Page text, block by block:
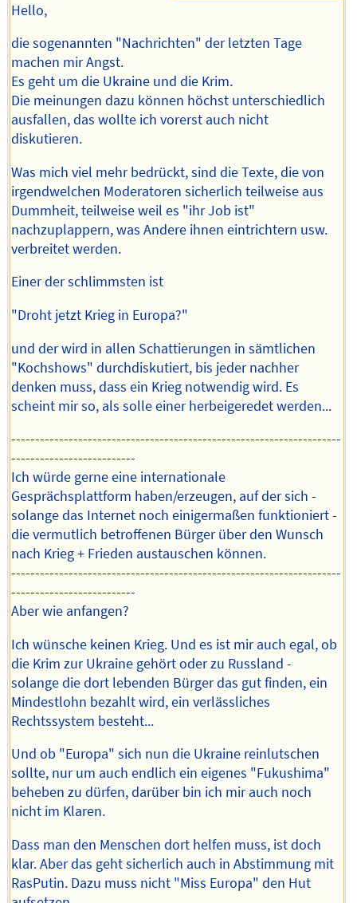
Hello,
die sogenannten "Nachrichten" der letzten Tage
machen mir Angst.
Es geht um die Ukraine und die Krim.
Die meinungen dazu können höchst unterschiedlich
ausfallen, das wollte ich vorerst auch nicht
diskutieren.
Was mich viel mehr bedrückt, sind die Texte, die von
irgendwelchen Moderatoren sicherlich teilweise aus
Dummheit, teilweise weil es "ihr Job ist"
nachzuplappern, was Andere ihnen eintrichtern usw.
verbreitet werden.
Einer der schlimmsten ist
"Droht jetzt Krieg in Europa?"
und der wird in allen Schattierungen in sämtlichen
"Kochshows" durchdiskutiert, bis jeder nachher
denken muss, dass ein Krieg notwendig wird. Es
scheint mir so, als solle einer herbeigeredet werden...
---------------------------------------------------------------------
--------------------------
Ich würde gerne eine internationale
Gesprächsplattform haben/erzeugen, auf der sich -
solange das Internet noch einigermaßen funktioniert -
die vermutlich betroffenen Bürger über den Wunsch
nach Krieg + Frieden austauschen können.
---------------------------------------------------------------------
--------------------------
Aber wie anfangen?
Ich wünsche keinen Krieg. Und es ist mir auch egal, ob
die Krim zur Ukraine gehört oder zu Russland -
solange die dort lebenden Bürger das gut finden, ein
Mindestlohn bezahlt wird, ein verlässliches
Rechtssystem besteht...
Und ob "Europa" sich nun die Ukraine reinlutschen
sollte, nur um auch endlich ein eigenes "Fukushima"
beheben zu dürfen, darüber bin ich mir auch noch
nicht im Klaren.
Dass man den Menschen dort helfen muss, ist doch
klar. Aber das geht sicherlich auch in Abstimmung mit
RasPutin. Dazu muss nicht "Miss Europa" den Hut